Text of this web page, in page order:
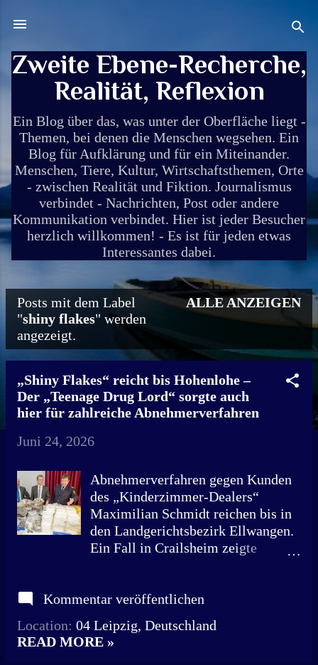
Zweite Ebene-Recherche,
Realität, Reflexion
Ein Blog über das, was unter der Oberfläche liegt -
Themen, bei denen die Menschen wegsehen. Ein
Blog für Aufklärung und für ein Miteinander.
Menschen, Tiere, Kultur, Wirtschaftsthemen, Orte
- zwischen Realität und Fiktion. Journalismus
verbindet - Nachrichten, Post oder andere
Kommunikation verbindet. Hier ist jeder Besucher
herzlich willkommen! - Es ist für jeden etwas
Interessantes dabei.
P
s
Posts mit dem Label
"shiny flakes" werden
angezeigt.
ALLE ANZEIGEN
„Shiny Flakes“ reicht bis Hohenlohe –
Der „Teenage Drug Lord“ sorgte auch
hier für zahlreiche Abnehmerverfahren
Juni 24, 2026
Abnehmerverfahren gegen Kunden
des „Kinderzimmer-Dealers“
Maximilian Schmidt reichen bis in
den Landgerichtsbezirk Ellwangen.
Ein Fall in Crailsheim zeigte
und Petric Kleine präsentierten
Schulz und Polizeipräsident Bernd
Merbitz (von links) im März 2015
Kommentar veröffentlichen
Location: 04 Leipzig, Deutschland
READ MORE »